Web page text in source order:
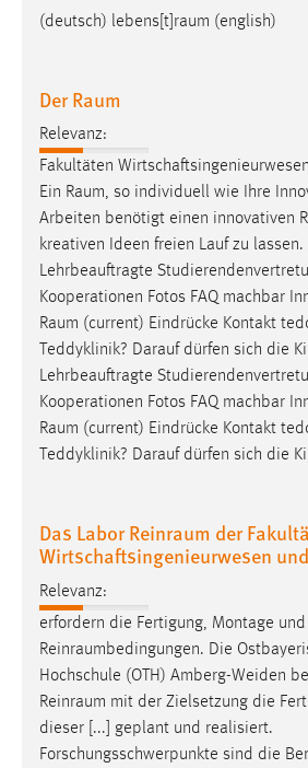
(deutsch) lebens[t]raum (english)
Der Raum
Relevanz:
Fakultäten
Ein Raum, so individuell wie Ihre
Arbeiten benötigt einen innovativen
kreativen Ideen freien Lauf zu lassen.
Lehrbeauftragte
Kooperationen Fotos FAQ machbar
Raum (current) Eindrücke Kontakt
Teddyklinik? Darauf dürfen sich die
Lehrbeauftragte
Kooperationen Fotos FAQ machbar
Raum (current) Eindrücke Kontakt
Teddyklinik? Darauf dürfen sich die
Das Labor Reinraum der
Wirtschaftsingenieurwesen
Relevanz:
erfordern die Fertigung, Montage
Reinraumbedingungen. Die
Hochschule (OTH) Amberg-Weiden
Reinraum mit der Zielsetzung die
dieser [...] geplant und realisiert.
Forschungsschwerpunkte sind die
Conversion-Tracking
Facebook Pixel
Name:
_fbp
Anbieter:
Facebook
Zweck:
Conversion-Tracking
Cookie Laufzeit:
3 Monate
Um Inhalte von Videoplattformen
Plattformen anzeigen zu können,
externen Medien Cookies gesetzt.
YouTube
Vimeo